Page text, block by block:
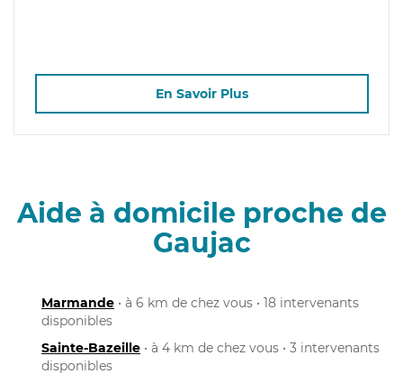
En Savoir Plus
Aide à domicile proche de
Gaujac
Marmande • à 6 km de chez vous • 18 intervenants
disponibles
Sainte-Bazeille • à 4 km de chez vous • 3 intervenants
disponibles